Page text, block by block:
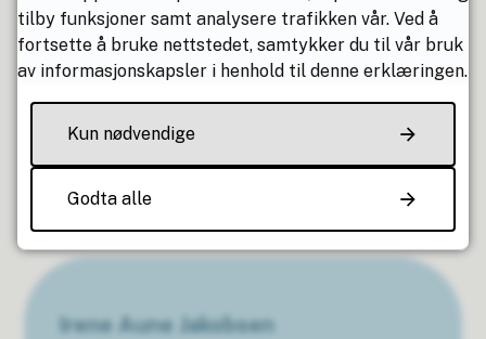
Irene er å treffe på mandager 10:00—13:00 og
torsdager fra 11:30 – 19:00
Har du spørsmål?
Irene Aune Jakobsen
tilby funksjoner samt analysere trafikken vår. Ved å
fortsette å bruke nettstedet, samtykker du til vår bruk
av informasjonskapsler i henhold til denne erklæringen.
Kun nødvendige
Godta alle